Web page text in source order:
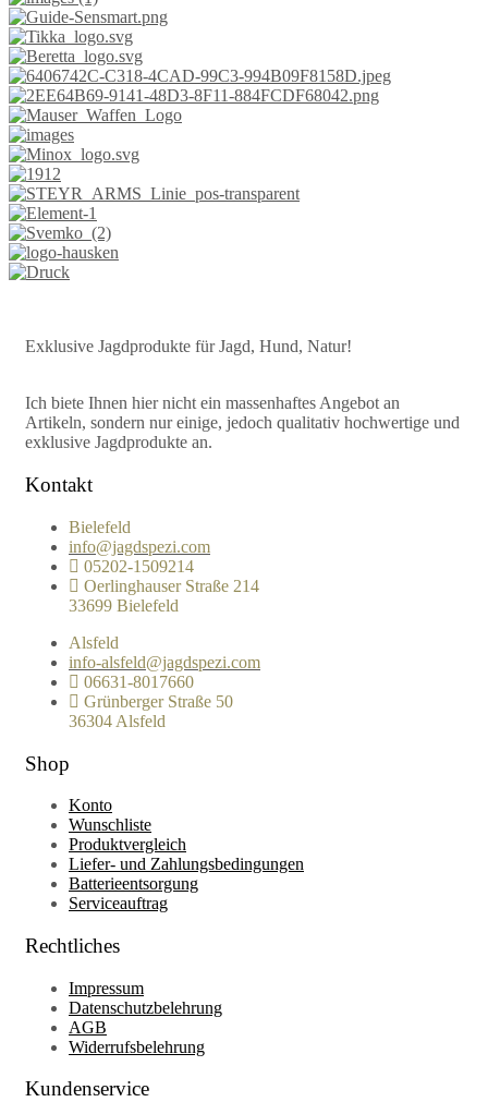
Exklusive Jagdprodukte für Jagd, Hund, Natur!
Ich biete Ihnen hier nicht ein massenhaftes Angebot an
Artikeln, sondern nur einige, jedoch qualitativ hochwertige und
exklusive Jagdprodukte an.
Kontakt
Bielefeld
info@jagdspezi.com
05202-1509214
Oerlinghauser Straße 214
33699 Bielefeld
Alsfeld
info-alsfeld@jagdspezi.com
06631-8017660
Grünberger Straße 50
36304 Alsfeld
Shop
Konto
Wunschliste
Produktvergleich
Liefer- und Zahlungsbedingungen
Batterieentsorgung
Serviceauftrag
Rechtliches
Impressum
Datenschutzbelehrung
AGB
Widerrufsbelehrung
Kundenservice